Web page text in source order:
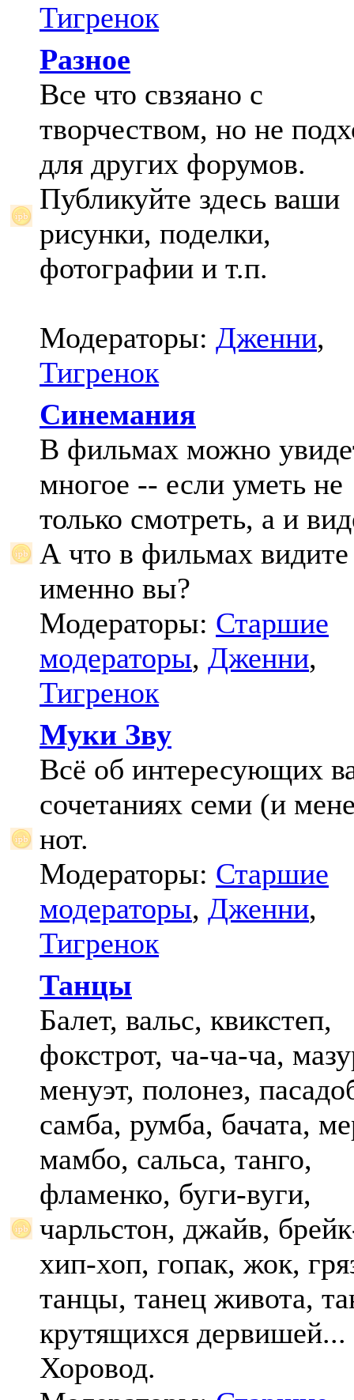
Тигренок
Разное
Все что свзяано с
творчеством, но не
для других форумов.
Публикуйте здесь ваши
рисунки, поделки,
фотографии и т.п.
Модераторы: Дженни,
Тигренок
Синемания
В фильмах можно
многое -- если уметь не
только смотреть, а и
А что в фильмах видите
именно вы?
Модераторы: Старшие
модераторы, Дженни,
Тигренок
Муки Зву
Всё об интересующих
сочетаниях семи (и
нот.
Модераторы: Старшие
модераторы, Дженни,
Тигренок
Танцы
Балет, вальс, квикстеп,
фокстрот, ча-ча-ча,
менуэт, полонез,
самба, румба, бачата,
мамбо, сальса, танго,
фламенко, буги-вуги,
чарльстон, джайв,
хип-хоп, гопак, жок,
танцы, танец живота,
крутящихся дервишей...
Хоровод.